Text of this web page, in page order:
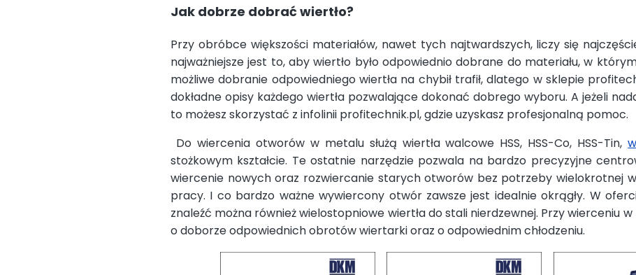
Jak dobrze dobrać wiertło?
Przy obróbce większości materiałów, nawet tych najtwardszych, liczy się
najważniejsze jest to, aby wiertło było odpowiednio dobrane do materiału, w
możliwe dobranie odpowiedniego wiertła na chybił trafił, dlatego w sklepie
dokładne opisy każdego wiertła pozwalające dokonać dobrego wyboru. A jeżeli
to możesz skorzystać z infolinii profitechnik.pl, gdzie uzyskasz profesjonalną pomoc.
Do wiercenia otworów w metalu służą wiertła walcowe HSS, HSS-Co, HSS-Tin,
stożkowym kształcie. Te ostatnie narzędzie pozwala na bardzo precyzyjne
wiercenie nowych oraz rozwiercanie starych otworów bez potrzeby wielokrotnej
pracy. I co bardzo ważne wywiercony otwór zawsze jest idealnie okrągły. W
znaleźć można również wielostopniowe wiertła do stali nierdzewnej. Przy wierceniu
o doborze odpowiednich obrotów wiertarki oraz o odpowiednim chłodzeniu.